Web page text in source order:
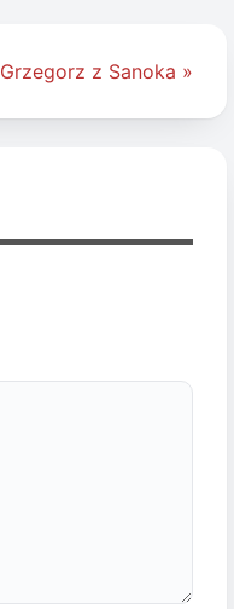
Grzegorz z Sanoka »